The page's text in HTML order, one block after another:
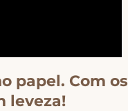
papel. Com os
leveza!